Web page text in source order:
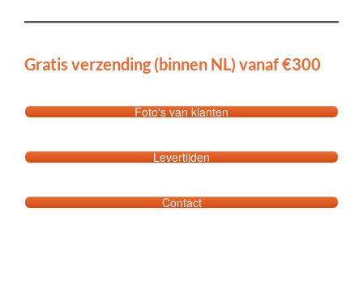
Gratis verzending (binnen NL) vanaf €300
Foto's van klanten
Levertijden
Contact